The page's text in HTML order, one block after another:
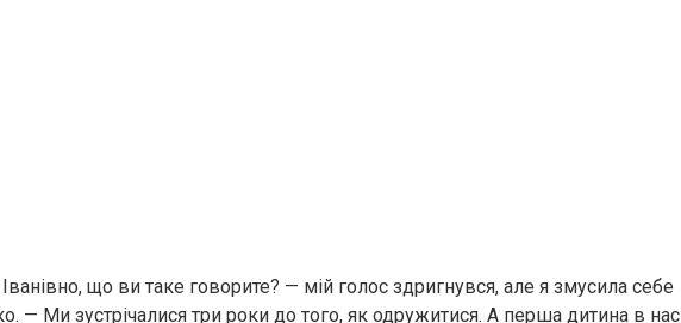
що ви таке говорите? — мій голос здригнувся, але я змусила себе
— Ми зустрічалися три роки до того, як одружитися. А перша дитина в нас